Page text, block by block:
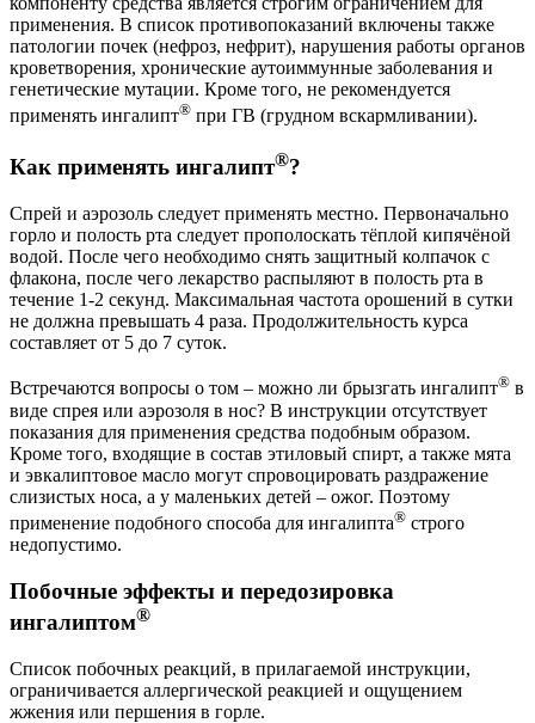
применения. В список противопоказаний включены также
патологии почек (нефроз, нефрит), нарушения работы органов
кроветворения, хронические аутоиммунные заболевания и
генетические мутации. Кроме того, не рекомендуется
применять ингалипт® при ГВ (грудном вскармливании).
Как применять ингалипт®?
Спрей и аэрозоль следует применять местно. Первоначально
горло и полость рта следует прополоскать тёплой кипячёной
водой. После чего необходимо снять защитный колпачок с
флакона, после чего лекарство распыляют в полость рта в
течение 1-2 секунд. Максимальная частота орошений в сутки
не должна превышать 4 раза. Продолжительность курса
составляет от 5 до 7 суток.
Встречаются вопросы о том – можно ли брызгать ингалипт® в
виде спрея или аэрозоля в нос? В инструкции отсутствует
показания для применения средства подобным образом.
Кроме того, входящие в состав этиловый спирт, а также мята
и эвкалиптовое масло могут спровоцировать раздражение
слизистых носа, а у маленьких детей – ожог. Поэтому
применение подобного способа для ингалипта® строго
недопустимо.
Побочные эффекты и передозировка
ингалиптом®
Список побочных реакций, в прилагаемой инструкции,
ограничивается аллергической реакцией и ощущением
жжения или першения в горле.